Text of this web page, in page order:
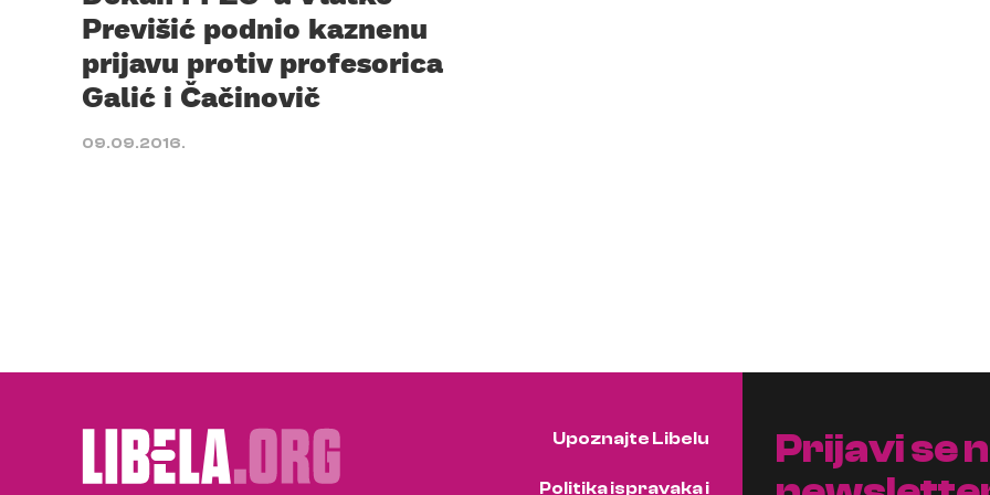
Previšić podnio kaznenu
prijavu protiv profesorica
Galić i Čačinovič
09.09.2016.
Upoznajte Libelu
Politika ispravaka i
Prijavi se